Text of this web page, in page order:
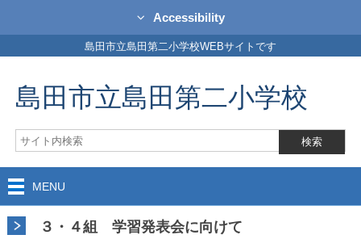
Accessibility
島田市立島田第二小学校WEBサイトです
島田市立島田第二小学校
MENU
３・４組 学習発表会に向けて